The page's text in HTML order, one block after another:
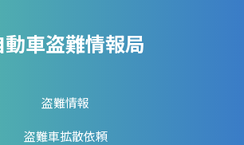
動車盗難情報局
盗難情報
盗難車拡散依頼